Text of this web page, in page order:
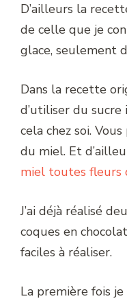
D’ailleurs la
de celle que je
glace, seulement
Dans la recette
d’utiliser du sucre
cela chez soi.
du miel. Et
miel toutes fleurs
J’ai déjà réalisé
coques en
faciles à réaliser.
La première fois